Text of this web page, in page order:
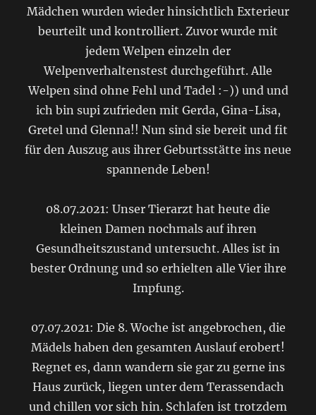
Mädchen wurden wieder hinsichtlich Exterieur
beurteilt und kontrolliert. Zuvor wurde mit
jedem Welpen einzeln der
Welpenverhaltenstest durchgeführt. Alle
Welpen sind ohne Fehl und Tadel :-)) und und
ich bin supi zufrieden mit Gerda, Gina-Lisa,
Gretel und Glenna!! Nun sind sie bereit und fit
für den Auszug aus ihrer Geburtsstätte ins neue
spannende Leben!
08.07.2021: Unser Tierarzt hat heute die
kleinen Damen nochmals auf ihren
Gesundheitszustand untersucht. Alles ist in
bester Ordnung und so erhielten alle Vier ihre
Impfung.
07.07.2021: Die 8. Woche ist angebrochen, die
Mädels haben den gesamten Auslauf erobert!
Regnet es, dann wandern sie gar zu gerne ins
Haus zurück, liegen unter dem Terassendach
und chillen vor sich hin. Schlafen ist trotzdem